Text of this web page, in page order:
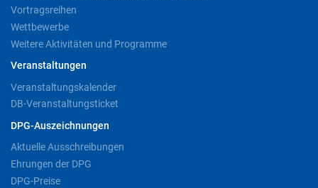
Vortragsreihen
Wettbewerbe
Weitere Aktivitäten und Programme
Veranstaltungen
Veranstaltungskalender
DB-Veranstaltungsticket
DPG-Auszeichnungen
Aktuelle Ausschreibungen
Ehrungen der DPG
DPG-Preise